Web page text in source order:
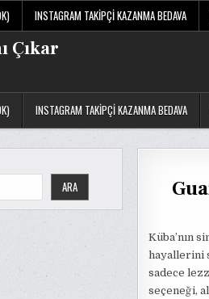
INSTAGRAM TAKIPÇI KAZANMA BEDAVA
Çıkar
INSTAGRAM TAKIPÇI KAZANMA BEDAVA
ARA
Küba’nın
hayallerini
sadece
seçeneği,